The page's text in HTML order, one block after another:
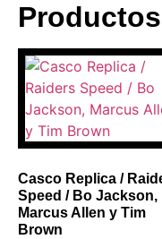
Casco Replica /
Speed / Bo Jackson,
Marcus Allen y Tim
Brown